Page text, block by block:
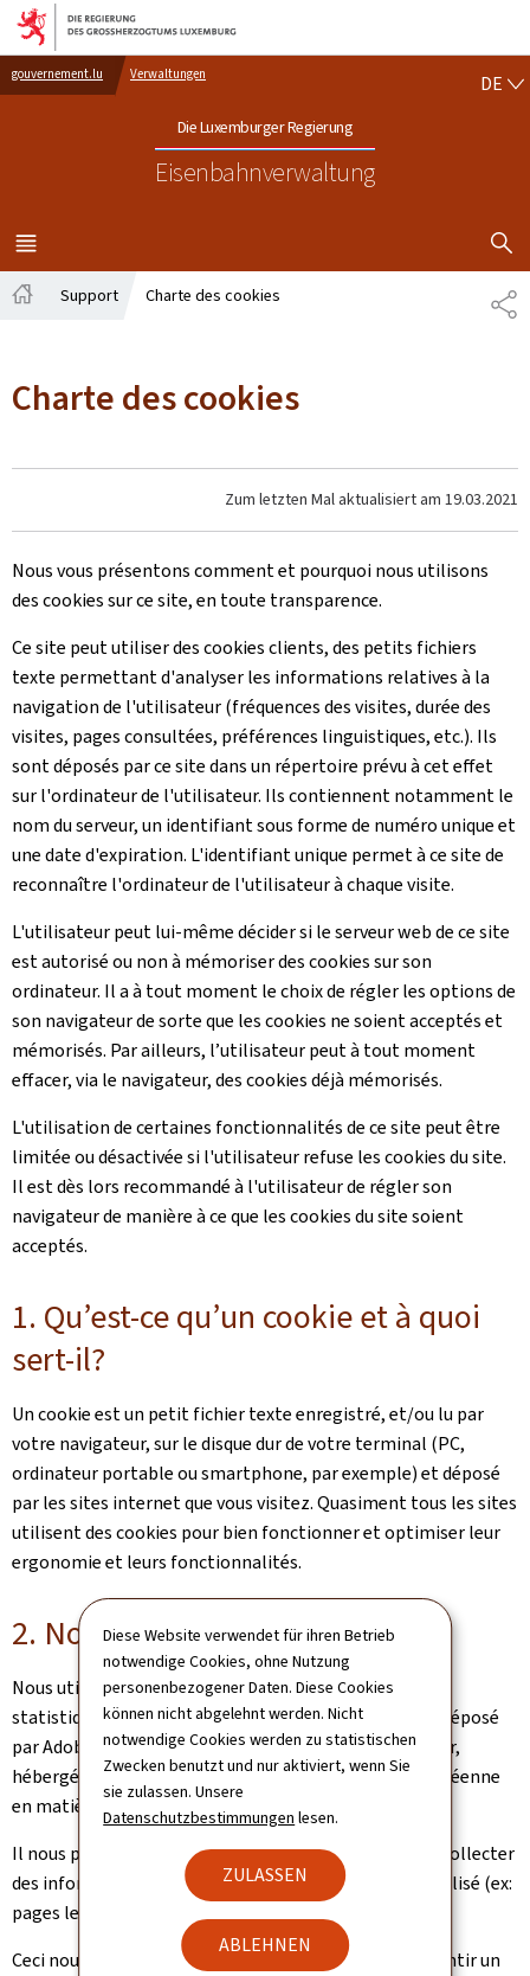
Diese Website verwendet für ihren Betrieb
notwendige Cookies, ohne Nutzung
personenbezogener Daten. Diese Cookies
können nicht abgelehnt werden. Nicht
notwendige Cookies werden zu statistischen
Zwecken benutzt und nur aktiviert, wenn Sie
sie zulassen. Unsere
Datenschutzbestimmungen lesen.
ZULASSEN
ABLEHNEN
Zur Hauptnavigation
Zum Inhalt
gouvernement.lu Verwaltungen
Die Luxemburger Regierung
Eisenbahnverwaltung
DE
MENÜ
HAUPT-
Support Charte des cookies
Charte des cookies
Zum letzten Mal aktualisiert am 19.03.2021
Nous vous présentons comment et pourquoi nous utilisons
des cookies sur ce site, en toute transparence.
Ce site peut utiliser des cookies clients, des petits fichiers
texte permettant d'analyser les informations relatives à la
navigation de l'utilisateur (fréquences des visites, durée des
visites, pages consultées, préférences linguistiques, etc.). Ils
sont déposés par ce site dans un répertoire prévu à cet effet
sur l'ordinateur de l'utilisateur. Ils contiennent notamment le
nom du serveur, un identifiant sous forme de numéro unique et
une date d'expiration. L'identifiant unique permet à ce site de
reconnaître l'ordinateur de l'utilisateur à chaque visite.
L'utilisateur peut lui-même décider si le serveur web de ce site
est autorisé ou non à mémoriser des cookies sur son
ordinateur. Il a à tout moment le choix de régler les options de
son navigateur de sorte que les cookies ne soient acceptés et
mémorisés. Par ailleurs, l’utilisateur peut à tout moment
effacer, via le navigateur, des cookies déjà mémorisés.
L'utilisation de certaines fonctionnalités de ce site peut être
limitée ou désactivée si l'utilisateur refuse les cookies du site.
Il est dès lors recommandé à l'utilisateur de régler son
navigateur de manière à ce que les cookies du site soient
acceptés.
1. Qu’est-ce qu’un cookie et à quoi
sert-il?
Un cookie est un petit fichier texte enregistré, et/ou lu par
votre navigateur, sur le disque dur de votre terminal (PC,
ordinateur portable ou smartphone, par exemple) et déposé
par les sites internet que vous visitez. Quasiment tous les sites
utilisent des cookies pour bien fonctionner et optimiser leur
ergonomie et leurs fonctionnalités.
2. Nos cookies
Nous utilisons des cookies dans le cadre de l’analyse
statistiques de la fréquentation du site. Le cookie est déposé
par Adobe analytics. Adobe Analytics est un produit tier,
hébergé en Europe et répondant à la législation européenne
en matière de protection des données.
Il nous permet de compter le nombre de visiteurs, de collecter
des informations sur la manière dont notre site est utilisé (ex:
pages les plus vues, temps de visite, etc.).
Ceci nous permet d’améliorer notre site pour vos garantir un